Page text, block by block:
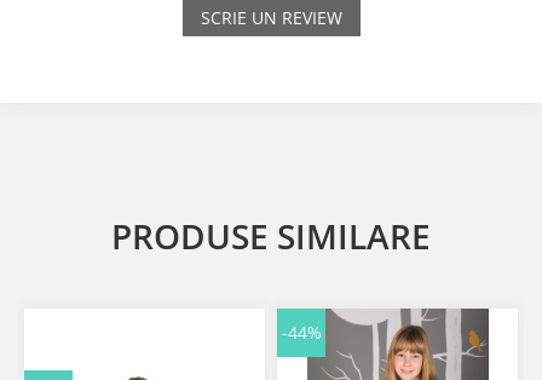
SCRIE UN REVIEW
PRODUSE SIMILARE
-44%